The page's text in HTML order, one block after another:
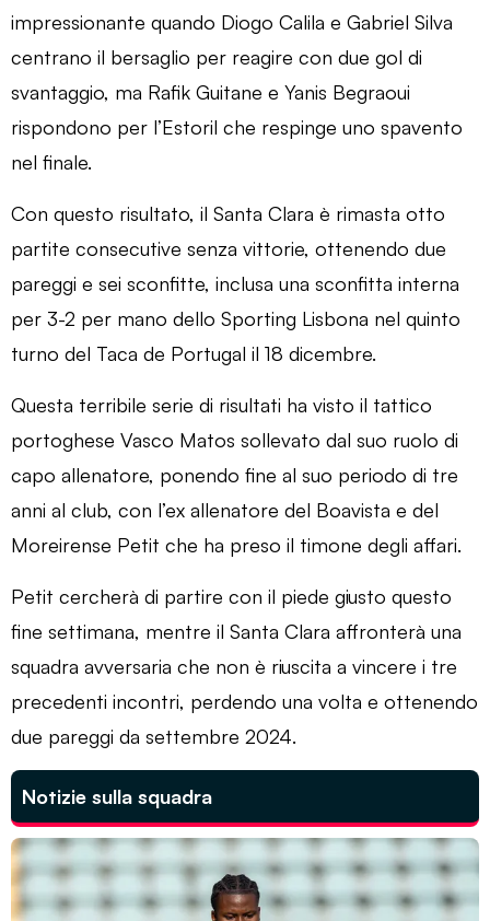
impressionante quando Diogo Calila e Gabriel Silva
centrano il bersaglio per reagire con due gol di
svantaggio, ma Rafik Guitane e Yanis Begraoui
rispondono per l’Estoril che respinge uno spavento
nel finale.
Con questo risultato, il Santa Clara è rimasta otto
partite consecutive senza vittorie, ottenendo due
pareggi e sei sconfitte, inclusa una sconfitta interna
per 3-2 per mano dello Sporting Lisbona nel quinto
turno del Taca de Portugal il 18 dicembre.
Questa terribile serie di risultati ha visto il tattico
portoghese Vasco Matos sollevato dal suo ruolo di
capo allenatore, ponendo fine al suo periodo di tre
anni al club, con l’ex allenatore del Boavista e del
Moreirense Petit che ha preso il timone degli affari.
Petit cercherà di partire con il piede giusto questo
fine settimana, mentre il Santa Clara affronterà una
squadra avversaria che non è riuscita a vincere i tre
precedenti incontri, perdendo una volta e ottenendo
due pareggi da settembre 2024.
Notizie sulla squadra